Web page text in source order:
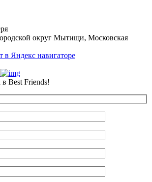
округ Мытищи, Московская
в Яндекс навигаторе
Best Friends!